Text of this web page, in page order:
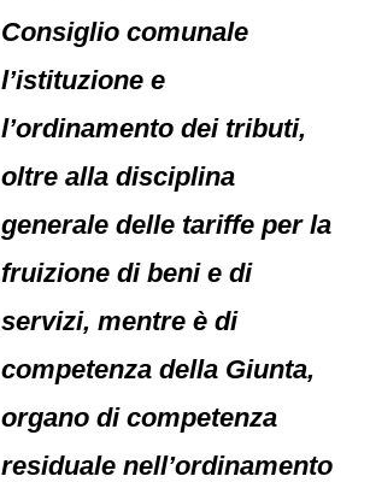
Consiglio comunale
l’istituzione e
l’ordinamento dei tributi,
oltre alla disciplina
generale delle tariffe per la
fruizione di beni e di
servizi, mentre è di
competenza della Giunta,
organo di competenza
residuale nell’ordinamento